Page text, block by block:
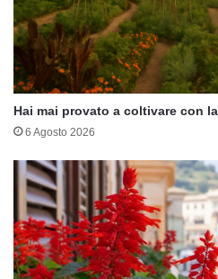
Hai mai provato a coltivare con
6 Agosto 2026